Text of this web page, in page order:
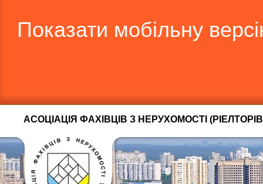
Показати мобільну
АСОЦІАЦІЯ ФАХІВЦІВ З НЕРУХОМОСТІ